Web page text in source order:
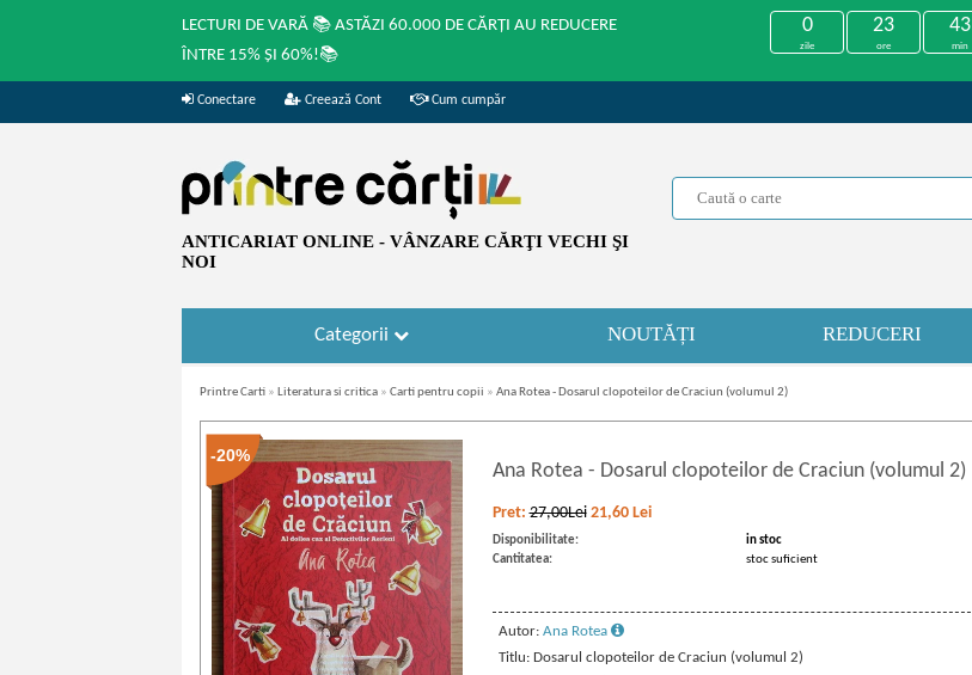
LECTURI DE VARĂ 📚 ASTĂZI 60.000 DE CĂRȚI AU REDUCERE
ÎNTRE 15% ȘI 60%!📚
0
zile
23
ore
43
min
Conectare Creează Cont Cum cumpăr
ANTICARIAT ONLINE - VÂNZARE CĂRŢI VECHI ŞI
NOI
Categorii NOUTĂȚI REDUCERI
Printre Carti » Literatura si critica » Carti pentru copii » Ana Rotea - Dosarul clopoteilor de Craciun (volumul 2)
-20%
Ana Rotea - Dosarul clopoteilor de Craciun (volumul 2)
Pret:27,00Lei 21,60 Lei
Disponibilitate:
in stoc
Cantitatea:
stoc suficient
Autor: Ana Rotea
Titlu: Dosarul clopoteilor de Craciun (volumul 2)